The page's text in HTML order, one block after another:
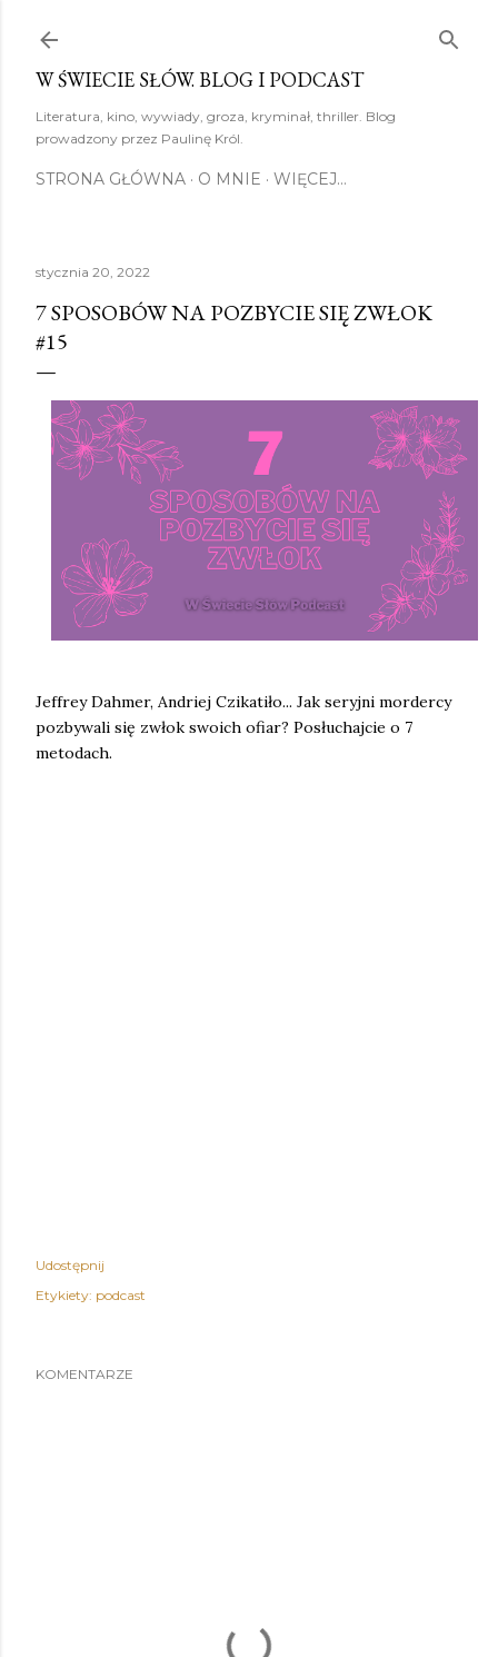
W ŚWIECIE SŁÓW. BLOG I PODCAST
Literatura, kino, wywiady, groza, kryminał, thriller. Blog
prowadzony przez Paulinę Król.
STRONA GŁÓWNA O MNIE WIĘCEJ…
stycznia 20, 2022
7 SPOSOBÓW NA POZBYCIE SIĘ ZWŁOK
#15
Jeffrey Dahmer, Andriej Czikatiło... Jak seryjni mordercy
pozbywali się zwłok swoich ofiar? Posłuchajcie o 7
metodach.
Udostępnij
Etykiety: podcast
KOMENTARZE